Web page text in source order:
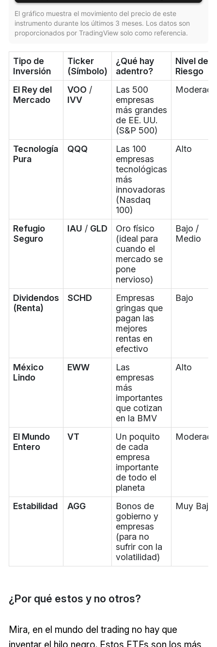
El gráfico muestra el movimiento del precio de este
instrumento durante los últimos 3 meses. Los datos son
proporcionados por TradingView solo como referencia.
Tipo de
Inversión
Ticker
(Símbolo)
¿Qué hay
adentro?
Nivel de
Riesgo
El Rey del
Mercado
VOO /
IVV
Las 500
empresas
más grandes
de EE. UU.
(S&P 500)
Moderado
Tecnología
Pura
QQQ
Las 100
empresas
tecnológicas
más
innovadoras
(Nasdaq
100)
Alto
Refugio
Seguro
IAU / GLD
Oro físico
(ideal para
cuando el
mercado se
pone
nervioso)
Bajo /
Medio
Dividendos
(Renta)
SCHD
Empresas
gringas que
pagan las
mejores
rentas en
efectivo
Bajo
México
Lindo
EWW
Las
empresas
más
importantes
que cotizan
en la BMV
Alto
El Mundo
Entero
VT
Un poquito
de cada
empresa
importante
de todo el
planeta
Moderado
Estabilidad AGG
Bonos de
gobierno y
empresas
(para no
sufrir con la
volatilidad)
Muy Bajo
¿Por qué estos y no otros?
Mira, en el mundo del trading no hay que